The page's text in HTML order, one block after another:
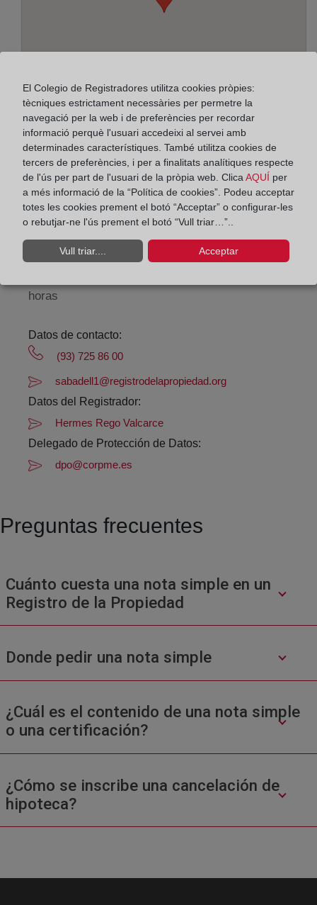
Adreça:
De la República, 31 - 2º piso, 8202
Horario:
De lunes a viernes de 09:00 a 17:00 horas
Agosto: De lunes a viernes de 09:00 a 14:00 horas
horas
Datos de contacto:
(93) 725 86 00
sabadell1@registrodelapropiedad.org
Datos del Registrador:
Hermes Rego Valcarce
Delegado de Protección de Datos:
dpo@corpme.es
Preguntas frecuentes
Cuánto cuesta una nota simple en un
Registro de la Propiedad
Donde pedir una nota simple
¿Cuál es el contenido de una nota simple
o una certificación?
¿Cómo se inscribe una cancelación de
hipoteca?
El Colegio de Registradores utilitza cookies pròpies:
tècniques estrictament necessàries per permetre la
navegació per la web i de preferències per recordar
informació perquè l'usuari accedeixi al servei amb
determinades característiques. També utilitza cookies de
tercers de preferències, i per a finalitats analítiques respecte
de l'ús per part de l'usuari de la pròpia web. ClicaAQUÍ per
a més informació de la “Política de cookies”. Podeu acceptar
totes les cookies prement el botó “Acceptar” o configurar-les
o rebutjar-ne l'ús prement el botó “Vull triar…”..
Vull triar.... Acceptar